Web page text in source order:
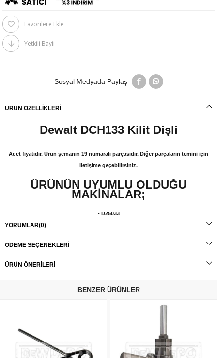
Favorilere Ekle
Yetkili Bayii
Sosyal Medyada Paylaş
ÜRÜN ÖZELLIKLERI
Dewalt DCH133 Kilit Dişli
Adet fiyatıdır. Ürün şemanın 19 numaralı parçasıdır. Diğer parçaların temini için
iletişime geçebilirsiniz.
ÜRÜNÜN UYUMLU OLDUĞU
MAKİNALAR;
- D25033
Orijinal yedek parçalarda garanti durumu; yetkili servislerin haricinde yapılan
montajlarda ürünlerin iade veya değişim süreçleri bulunmamaktadır. Yedek
parçalar tamamı orijinal olup, fabrikadan çıkmadan kontrol edilmektedir. Yetkili
YORUMLAR(0)
ÖDEME SEÇENEKLERI
ÜRÜN ÖNERILERI
BENZER ÜRÜNLER